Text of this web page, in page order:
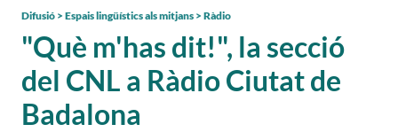
"Què m'has dit!", la secció
del CNL a Ràdio Ciutat de
Badalona
Difusió > Espais lingüístics als mitjans > Ràdio